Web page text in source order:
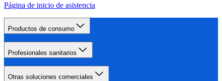
Página de inicio de asistencia
Productos de consumo
Profesionales sanitarios
Otras soluciones comerciales